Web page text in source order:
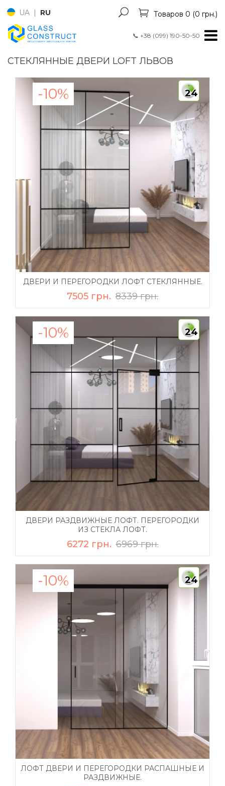
📞 +38 (099) 190-50-50
UA | RU Товаров 0 (0 грн.)
СТЕКЛЯННЫЕ ДВЕРИ LOFT ЛЬВОВ
-10% 24
ДВЕРИ И ПЕРЕГОРОДКИ ЛОФТ СТЕКЛЯННЫЕ.
7505 грн. 8339 грн.
-10% 24
ДВЕРИ РАЗДВИЖНЫЕ ЛОФТ. ПЕРЕГОРОДКИ
ИЗ СТЕКЛА ЛОФТ.
6272 грн. 6969 грн.
-10% 24
ЛОФТ ДВЕРИ И ПЕРЕГОРОДКИ РАСПАШНЫЕ И
РАЗДВИЖНЫЕ.